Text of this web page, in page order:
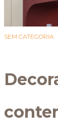
SEM CATEGORIA